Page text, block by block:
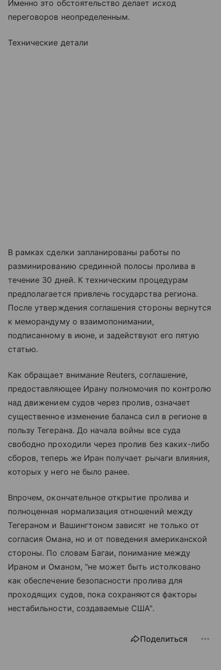
Именно это обстоятельство делает исход
переговоров неопределенным.
Технические детали
В рамках сделки запланированы работы по
разминированию срединной полосы пролива в
течение 30 дней. К техническим процедурам
предполагается привлечь государства региона.
После утверждения соглашения стороны вернутся
к меморандуму о взаимопонимании,
подписанному в июне, и задействуют его пятую
статью.
Как обращает внимание Reuters, соглашение,
предоставляющее Ирану полномочия по контролю
над движением судов через пролив, означает
существенное изменение баланса сил в регионе в
пользу Тегерана. До начала войны все суда
свободно проходили через пролив без каких-либо
сборов, теперь же Иран получает рычаги влияния,
которых у него не было ранее.
Впрочем, окончательное открытие пролива и
полноценная нормализация отношений между
Тегераном и Вашингтоном зависят не только от
согласия Омана, но и от поведения американской
стороны. По словам Багаи, понимание между
Ираном и Оманом, "не может быть истолковано
как обеспечение безопасности пролива для
проходящих судов, пока сохраняются факторы
нестабильности, создаваемые США".
Поделиться